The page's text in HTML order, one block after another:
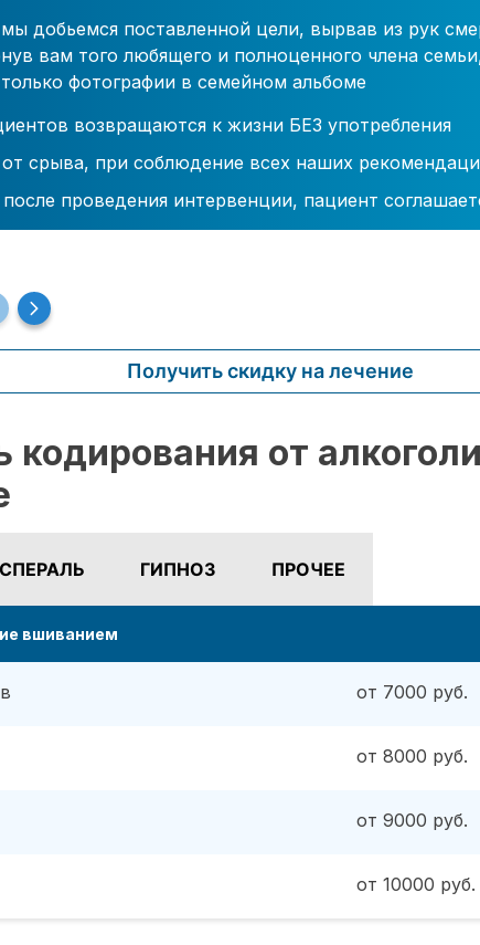
добьемся поставленной цели, вырвав из рук
вам того любящего и полноценного члена
фотографии в семейном альбоме
возвращаются к жизни БЕЗ употребления
от срыва, при соблюдение всех наших
проведения интервенции, пациент
Получить скидку на лечение
кодирования от
ГИПНОЗ ПРОЧЕЕ
вшиванием
от 7000 руб.
от 8000 руб.
от 9000 руб.
от 10000 руб.